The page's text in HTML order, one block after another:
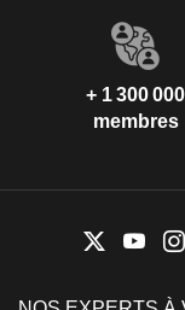
+ 1 300 000
membres